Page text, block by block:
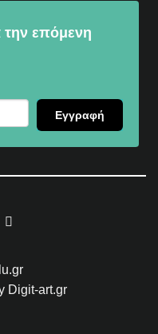
την επόμενη
Εγγραφή
Digit-art.gr